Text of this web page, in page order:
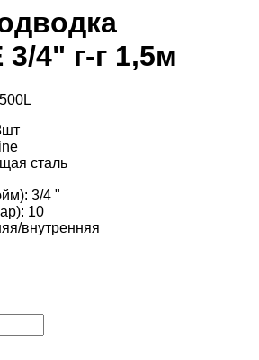
3/4" г-г 1,5м
сталь
3/4 "
10
внутренняя